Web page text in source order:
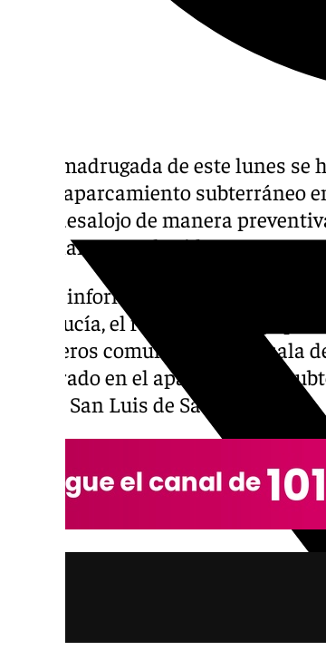
En la madrugada de este lunes
en un aparcamiento subterráneo
en el desalojo de manera
no se lamentan heridos.
Según informa el 112,
Andalucía, el fuego se produjo
Bomberos comunicaron a la sala
registrado en el aparcamiento
Paz de San Luis de Sabinillas.